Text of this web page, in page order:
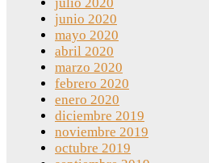
junio 2020
mayo 2020
abril 2020
marzo 2020
febrero 2020
enero 2020
diciembre 2019
noviembre 2019
octubre 2019